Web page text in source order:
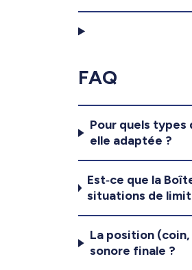
FAQ
Pour quels types
elle adaptée ?
Est‑ce que la
situations de
La position
sonore finale ?